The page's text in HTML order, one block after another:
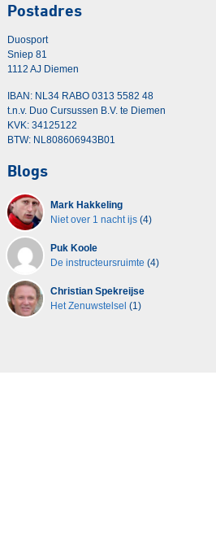
Postadres
Duosport
Sniep 81
1112 AJ Diemen
IBAN: NL34 RABO 0313 5582 48
t.n.v. Duo Cursussen B.V. te Diemen
KVK: 34125122
BTW: NL808606943B01
Blogs
Mark Hakkeling
Niet over 1 nacht ijs(4)
Puk Koole
De instructeursruimte (4)
Christian Spekreijse
Het Zenuwstelsel (1)